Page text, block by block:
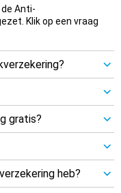
Anti-
Klik op een vraag
gratis?
heb?